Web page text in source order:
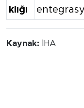
klığı
Kaynak: İHA